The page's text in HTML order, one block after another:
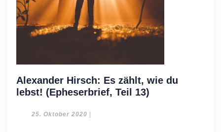
Alexander Hirsch: Es zählt, wie du
lebst! (Epheserbrief, Teil 13)
25. Oktober 2020 25.